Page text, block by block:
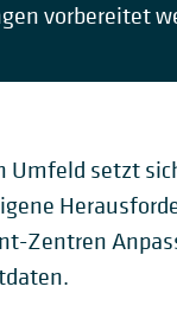
vorbereitet
Umfeld setzt
Zentren